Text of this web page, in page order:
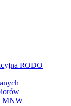
RODO
MNW